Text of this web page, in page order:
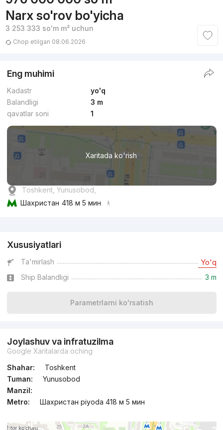
Narx so'rov bo'yicha
3 253 333 soʻmm² uchun
Chop etilgan 08.06.2026
Eng muhimi
Kadastr
yo'q
Balandligi
3 m
qavatlar soni
1
Xaritada ko'rish
Toshkent, Yunusobod,
Шахристан 418 м 5 мин
Xususiyatlari
Ta'mirlash Yo'q
Ship Balandligi 3 m
Parametrlarni ko'rsatish
Joylashuv va infratuzilma
Google Xaritalarda oching
Shahar:
Toshkent
Tuman:
Yunusobod
Manzil:
Metro:
Шахристан piyoda 418 м 5 мин